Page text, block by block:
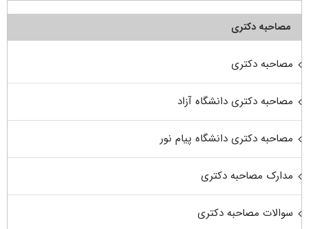
مصاحبه دکتری
مصاحبه دکتری
مصاحبه دکتری دانشگاه آزاد
مصاحبه دکتری دانشگاه پیام نور
مدارک مصاحبه دکتری
سوالات مصاحبه دکتری